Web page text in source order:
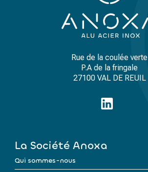
Rue de la coulée verte
P.A de la fringale
27100 VAL DE REUIL
La Société Anoxa
Qui sommes-nous